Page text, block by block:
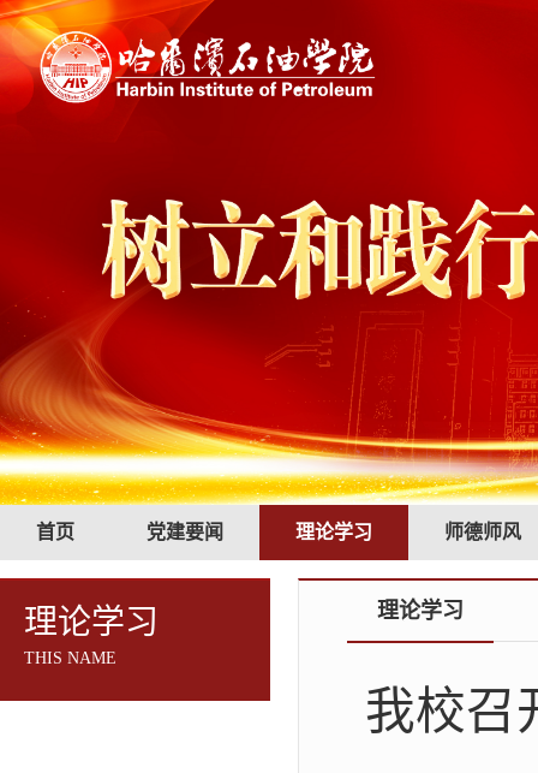
首页 党建要闻 理论学习 师德师风
理论学习
THIS NAME
理论学习
我校召